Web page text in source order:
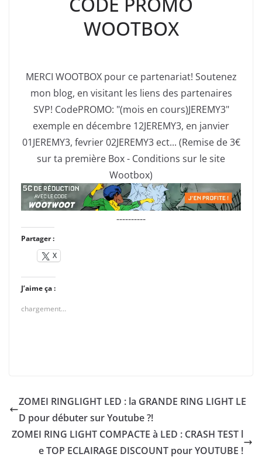
WOOTBOX
MERCI WOOTBOX pour ce partenariat! Soutenez
mon blog, en visitant les liens des partenaires
SVP! CodePROMO: "(mois en cours)JEREMY3"
exemple en décembre 12JEREMY3, en janvier
01JEREMY3, fevrier 02JEREMY3 ect... (Remise de 3€
sur ta première Box - Conditions sur le site
Wootbox)
----------
Partager :
X
J’aime ça :
chargement…
ZOMEI RINGLIGHT LED : la GRANDE RING LIGHT LE
D pour débuter sur Youtube ?!
ZOMEI RING LIGHT COMPACTE à LED : CRASH TEST l
e TOP ECLAIRAGE DISCOUNT pour YOUTUBE !